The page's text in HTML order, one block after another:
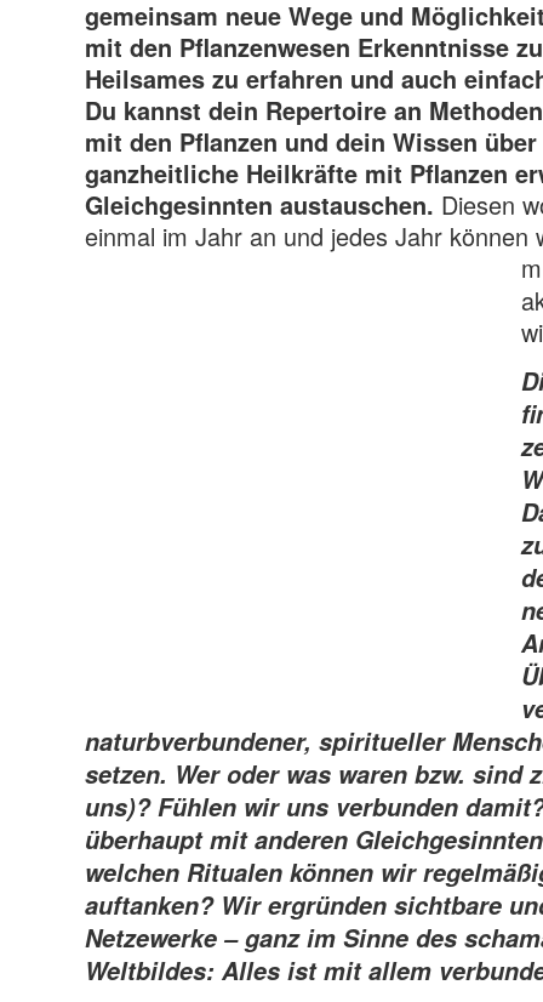
gemeinsam neue Wege und
mit den Pflanzenwesen Erkenntnisse
Heilsames zu erfahren und auch
Du kannst dein Repertoire an
mit den Pflanzen und dein Wissen
ganzheitliche Heilkräfte mit Pflanzen
Gleichgesinnten austauschen. Diesen
einmal im Jahr an und jedes Jahr können
naturbverbundener, spiritueller
setzen. Wer oder was waren bzw. sind
uns)? Fühlen wir uns verbunden
überhaupt mit anderen
welchen Ritualen können wir
auftanken? Wir ergründen sichtbare
Netzewerke – ganz im Sinne des
Weltbildes: Alles ist mit allem